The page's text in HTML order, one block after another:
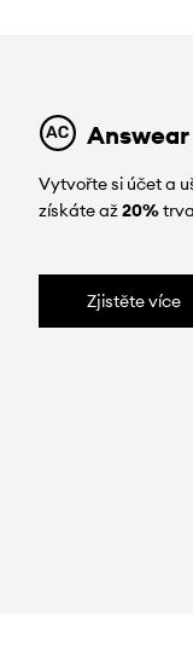
Vytvořte si účet a
získáte až20%
Zjistěte více